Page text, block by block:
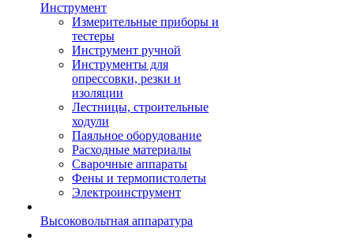
Инструмент
Измерительные приборы и
тестеры
Инструмент ручной
Инструменты для
опрессовки, резки и
изоляции
Лестницы, строительные
ходули
Паяльное оборудование
Расходные материалы
Сварочные аппараты
Фены и термопистолеты
Электроинструмент
Высоковольтная аппаратура